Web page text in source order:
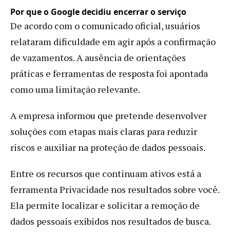
Por que o Google decidiu encerrar o serviço
De acordo com o comunicado oficial, usuários
relataram dificuldade em agir após a confirmação
de vazamentos. A ausência de orientações
práticas e ferramentas de resposta foi apontada
como uma limitação relevante.
A empresa informou que pretende desenvolver
soluções com etapas mais claras para reduzir
riscos e auxiliar na proteção de dados pessoais.
Entre os recursos que continuam ativos está a
ferramenta Privacidade nos resultados sobre você.
Ela permite localizar e solicitar a remoção de
dados pessoais exibidos nos resultados de busca.